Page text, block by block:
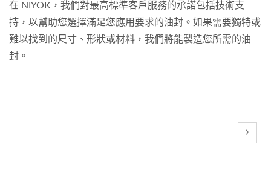
在 NIYOK，我們對最高標準客戶服務的承諾包括技術支
持，以幫助您選擇滿足您應用要求的油封。如果需要獨特或
難以找到的尺寸、形狀或材料，我們將能製造您所需的油
封。